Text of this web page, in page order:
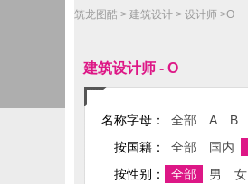
筑龙图酷 > 建筑设计 > 设计师 >O
建筑设计师 - O
名称字母： 全部 A B
按国籍：
全部 国内
按性别：
全部 男 女